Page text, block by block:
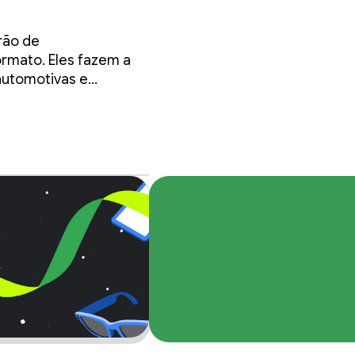
de
Eles fazem a
e